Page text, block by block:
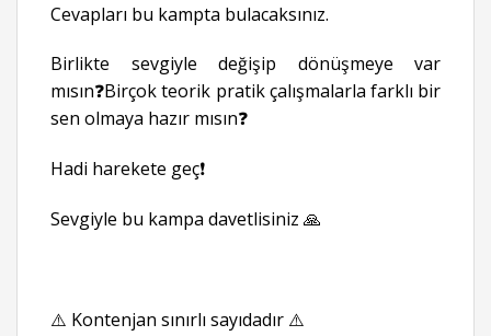
Cevapları bu kampta bulacaksınız.
Birlikte sevgiyle değişip dönüşmeye var
mısın❓Birçok teorik pratik çalışmalarla farklı bir
sen olmaya hazır mısın❓
Hadi harekete geç❗
Sevgiyle bu kampa davetlisiniz 🙏
⚠️ Kontenjan sınırlı sayıdadır ⚠️